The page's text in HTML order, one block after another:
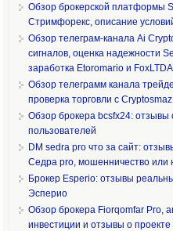
Обзор брокерской платформы
Стримфорекс, описание
Обзор телеграм-канала Ai
сигналов, оценка надежности
заработка Etoromario и
Обзор телеграмм канала
проверка торговли с Cryptosmaz
Обзор брокера bcsfx24: отзывы
пользователей
DM sedra pro что за сайт:
Седра pro, мошенничество или
Брокер Esperio: отзывы
Эсперио
Обзор брокера Fiorqomfar Pro,
инвестиции и отзывы о